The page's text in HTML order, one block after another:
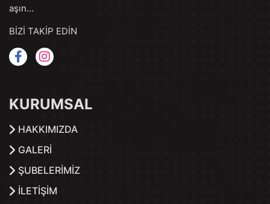
aşın…
BİZİ TAKİP EDİN
KURUMSAL
HAKKIMIZDA
GALERİ
ŞUBELERİMİZ
İLETİŞİM